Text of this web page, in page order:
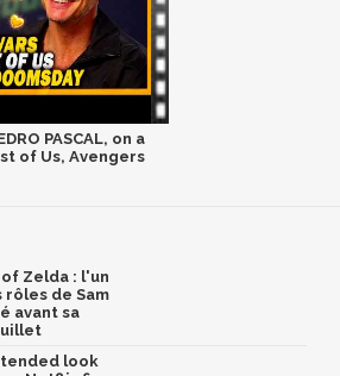
PASCAL, on a
of Us, Avengers
Zelda : l'un
de Sam
avant sa
look